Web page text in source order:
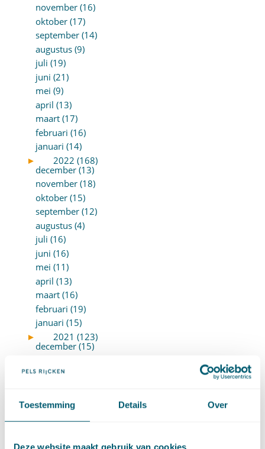
Toestemming Details Over
Deze website maakt gebruik van cookies
november (16)
oktober (17)
september (14)
augustus (9)
juli (19)
juni (21)
mei (9)
april (13)
maart (17)
februari (16)
januari (14)
►
2022 (168)
december (13)
november (18)
oktober (15)
september (12)
augustus (4)
juli (16)
juni (16)
mei (11)
april (13)
maart (16)
februari (19)
januari (15)
►
2021 (123)
december (15)
oktober (13)
augustus (7)
mei (6)